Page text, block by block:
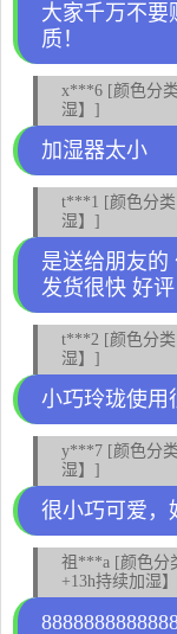
大家千万不要
质！
x***6 [颜色分
湿】]
加湿器太小
t***1 [颜色分类
湿】]
是送给朋友的
发货很快 好评
t***2 [颜色分类
湿】]
小巧玲珑使用
y***7 [颜色分
湿】]
很小巧可爱，
祖***a [颜色分
+13h持续加湿